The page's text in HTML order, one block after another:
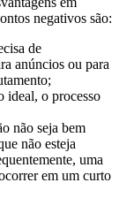
negativos são:
de
anúncios ou para
ideal, o processo
não seja bem
não esteja
uma
em um curto